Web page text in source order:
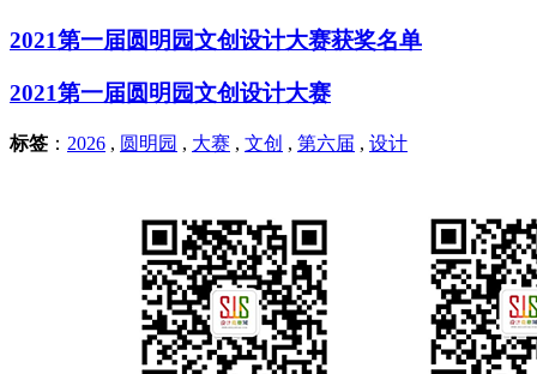
2021第一届圆明园文创设计大赛获奖名单
2021第一届圆明园文创设计大赛
标签 ： 2026 , 圆明园 , 大赛 , 文创 , 第六届 , 设计